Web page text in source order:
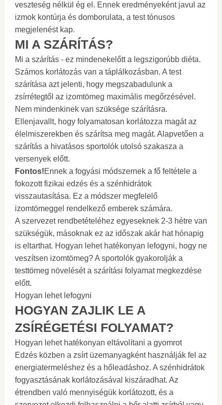
veszteség nélkül ég el. Ennek eredményeként javul az
izmok kontúrja és domborulata, a test tónusos
megjelenést kap.
MI A SZÁRÍTÁS?
Mi a szárítás - ez mindenekelőtt a legszigorúbb diéta.
Számos korlátozás van a táplálkozásban. A test
szárítása azt jelenti, hogy megszabadulunk a
zsírrétegtől az izomtömeg maximális megőrzésével.
Nem mindenkinek van szüksége szárításra.
Ellenjavallt, hogy folyamatosan korlátozza magát az
élelmiszerekben és szárítsa meg magát. Alapvetően a
szárítás a hivatásos sportolók utolsó szakasza a
versenyek előtt.
Fontos!Ennek a fogyási módszernek a fő feltétele a
fokozott fizikai edzés és a szénhidrátok
visszautasítása. Ez a módszer megfelelő
izomtömeggel rendelkező emberek számára.
A szervezet rendbetételéhez egyeseknek 2-3 hétre van
szükségük, másoknak ez az időszak akár hat hónapig
is eltarthat. Hogyan lehet hatékonyan lefogyni, hogy ne
veszítsen izomtömeg? A sportolók gyakorolják a
testtömeg növelését a szárítási folyamat megkezdése
előtt.
Hogyan lehet lefogyni
HOGYAN ZAJLIK LE A
ZSÍRÉGETÉSI FOLYAMAT?
Hogyan lehet hatékonyan eltávolítani a gyomrot
Edzés közben a zsírt üzemanyagként használják fel az
energiatermeléshez és a hőleadáshoz. A szénhidrátok
fogyasztásának korlátozásával kiszáradhat. Az
étrendben való mennyiségük korlátozott, és a